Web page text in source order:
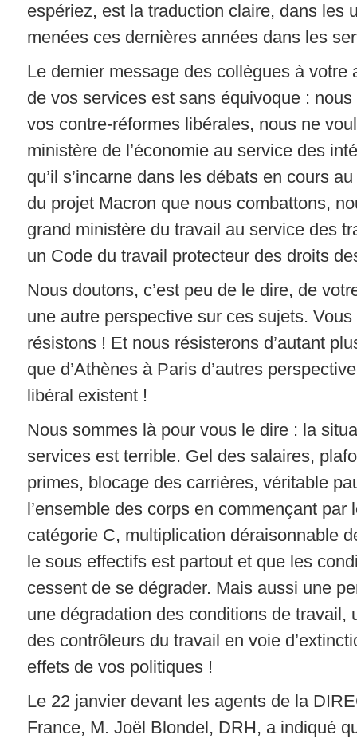
espériez, est la traduction claire, dans les
menées ces dernières années dans les
Le dernier message des collègues à votre
de vos services est sans équivoque :
vos contre-réformes libérales, nous ne
ministère de l’économie au service des
qu’il s’incarne dans les débats en cours
du projet Macron que nous combattons,
grand ministère du travail au service des
un Code du travail protecteur des droits
Nous doutons, c’est peu de le dire, de
une autre perspective sur ces sujets.
résistons ! Et nous résisterons d’autant
que d’Athènes à Paris d’autres
libéral existent !
Nous sommes là pour vous le dire : la
services est terrible. Gel des salaires,
primes, blocage des carrières, véritable
l’ensemble des corps en commençant par
catégorie C, multiplication déraisonnable
le sous effectifs est partout et que les
cessent de se dégrader. Mais aussi une
une dégradation des conditions de travail,
des contrôleurs du travail en voie
effets de vos politiques !
Le 22 janvier devant les agents de la
France, M. Joël Blondel, DRH, a indiqué